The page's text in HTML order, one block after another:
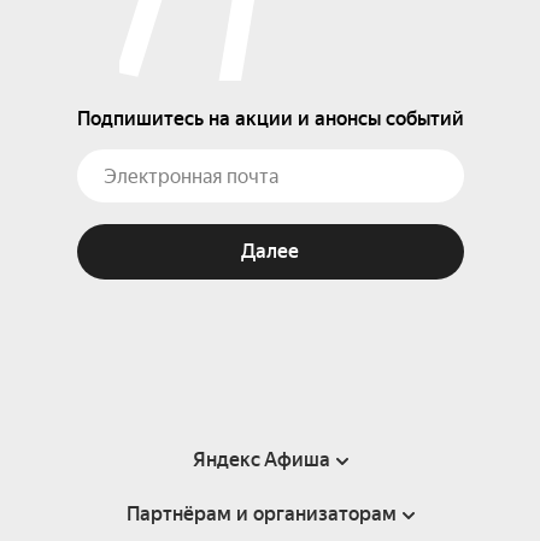
Подпишитесь на акции и анонсы событий
Далее
Яндекс Афиша
Справка
Партнёрам и организаторам